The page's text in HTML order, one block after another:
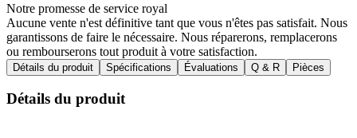
Notre promesse de service royal
Aucune vente n'est définitive tant que vous n'êtes pas satisfait. Nous
garantissons de faire le nécessaire. Nous réparerons, remplacerons
ou rembourserons tout produit à votre satisfaction.
Détails du produit Spécifications Évaluations Q & R Pièces
Détails du produit